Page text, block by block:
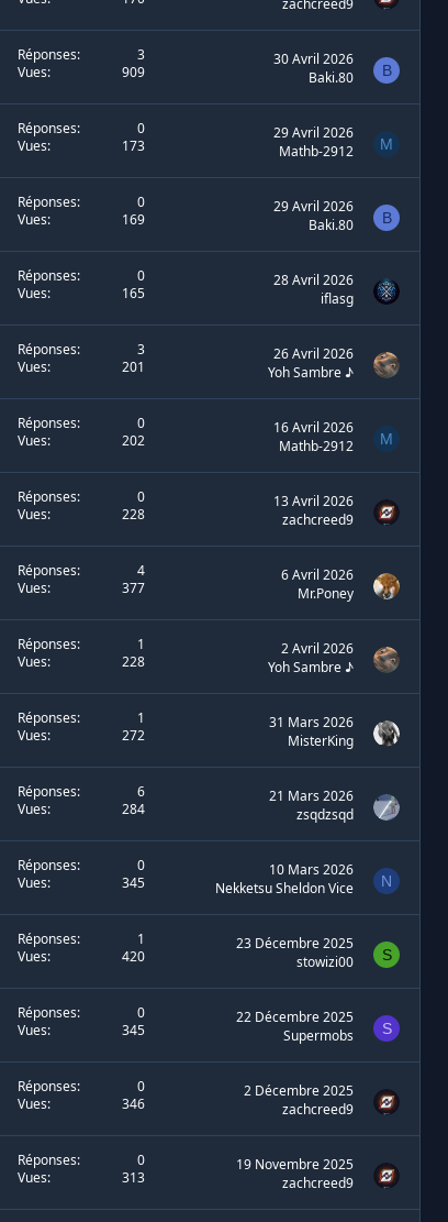
Réponses
3
Vues
909
30 Avril 2026
Baki.80
B
Réponses
0
Vues
173
29 Avril 2026
Mathb-2912
M
Réponses
0
Vues
169
29 Avril 2026
Baki.80
B
Réponses
0
Vues
165
28 Avril 2026
iflasg
Réponses
3
Vues
201
26 Avril 2026
Yoh Sambre ♪
Réponses
0
Vues
202
16 Avril 2026
Mathb-2912
M
Réponses
0
Vues
228
13 Avril 2026
zachcreed9
Réponses
4
Vues
377
6 Avril 2026
Mr.Poney
Réponses
1
Vues
228
2 Avril 2026
Yoh Sambre ♪
Réponses
1
Vues
272
31 Mars 2026
MisterKing
Réponses
6
Vues
284
21 Mars 2026
zsqdzsqd
Réponses
0
Vues
345
10 Mars 2026
Nekketsu Sheldon Vice
N
Réponses
1
Vues
420
23 Décembre 2025
stowizi00
S
Réponses
0
Vues
345
22 Décembre 2025
Supermobs
S
Réponses
0
Vues
346
2 Décembre 2025
zachcreed9
Réponses
0
Vues
313
19 Novembre 2025
zachcreed9